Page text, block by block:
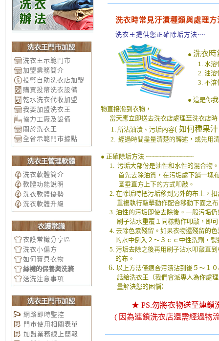
洗衣王示範門市
加盟業務簡介
投幣自助洗衣店加盟
購買投幣洗衣設備
乾水洗衣代收加盟
我要加盟洗衣王
協力工廠及設備
關於洗衣王
全省示範門市據點
洗衣軟體簡介
軟體功能說明
洗衣軟體優勢
洗衣軟體升級
衣護常識分享區
洗衣小偏方
如何寶貝衣物
絲襪的保養與洗滌
送洗注意事項
網路即時監控
門市使用相關表單
加盟業務線上簡報
洗衣時常見汙漬種類與處理
洗衣王提供您正確除垢方法~~
● 洗衣時
1. 水溶
2. 油溶
3. 不溶
● 這是你
物直接潑到衣物，
當天應立即送去洗衣店處理至洗衣店時
1. 所沾油漬 、 污垢內容( 如何種果
2. 經過時間盡量清楚的轉述，或先用
● 正確除垢方法 ~~~~~~~~~~~~~~
1. 污垢大部份是油性和水性的混合物。
首先去除油質，在污垢處下舖一塊布
圍垂直方上下的方式叩敲。
2. 在除垢時把污垢移到另外的布上，扣
重複執行敲擊動作配合移動下面之布
3. 油性的污垢即使去除後。一般污垢仍
刷子沾水重覆１同樣動作叩敲，即可
4. 去除色素殘留。如果衣物還殘留的色
的水中倒入２～３ｃｃ中性洗劑，製
5. 污垢去除之後再用刷子沾水叩敲直到
的布。
6. 以上方法僅適合污漬沾到後５～１
話給洗衣王（我們會派專人為你處理
量解決您的困惱）
★ PS.勿將衣物送至連
( 因為連鎖洗衣店還需經過物